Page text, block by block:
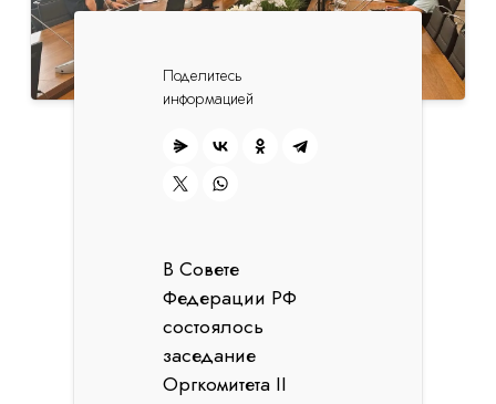
Поделитесь
информацией
В Совете
Федерации РФ
состоялось
заседание
Оргкомитета II